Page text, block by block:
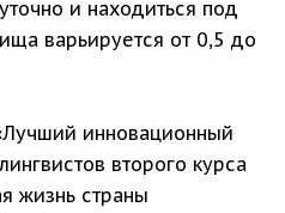
и находиться под
варьируется от 0,5 до
инновационный
второго курса
жизнь страны